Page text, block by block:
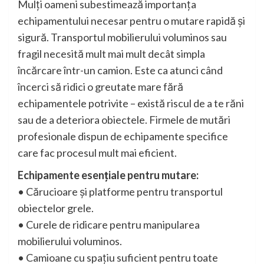
Mulți oameni subestimează importanța
echipamentului necesar pentru o mutare rapidă și
sigură. Transportul mobilierului voluminos sau
fragil necesită mult mai mult decât simpla
încărcare într-un camion. Este ca atunci când
încerci să ridici o greutate mare fără
echipamentele potrivite – există riscul de a te răni
sau de a deteriora obiectele. Firmele de mutări
profesionale dispun de echipamente specifice
care fac procesul mult mai eficient.
Echipamente esențiale pentru mutare:
• Cărucioare și platforme pentru transportul
obiectelor grele.
• Curele de ridicare pentru manipularea
mobilierului voluminos.
• Camioane cu spațiu suficient pentru toate